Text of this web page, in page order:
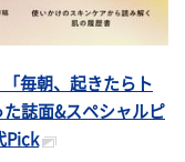
毎朝、起きたらト
誌面&スペシャルピ
Pick